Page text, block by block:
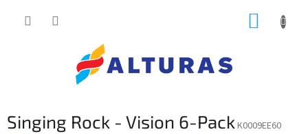
Singing Rock - Vision 6-Pack K0009EE60